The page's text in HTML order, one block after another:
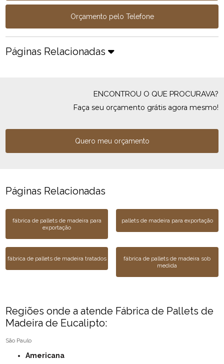
Orçamento pelo Telefone
Páginas Relacionadas
ENCONTROU O QUE PROCURAVA?
Faça seu orçamento grátis agora mesmo!
Quero meu orçamento
Páginas Relacionadas
fábrica de pallets de madeira para
exportação
pallets de madeira para exportação
fábrica de pallets de madeira tratados
fábrica de pallets de madeira sob
medida
Regiões onde a atende Fábrica de Pallets de
Madeira de Eucalipto:
São Paulo
Americana